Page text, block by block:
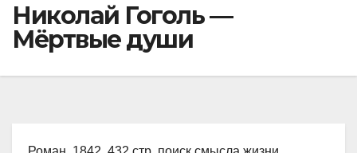
Николай Гоголь —
Мёртвые души